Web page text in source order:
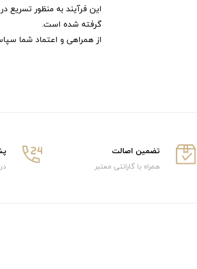
این فرآیند به‌ منظور تسریع
گرفته شده است.
از همراهی و اعتماد شما
تضمین اصالت
همراه با گارانتی معتبر در 7 روز هفته